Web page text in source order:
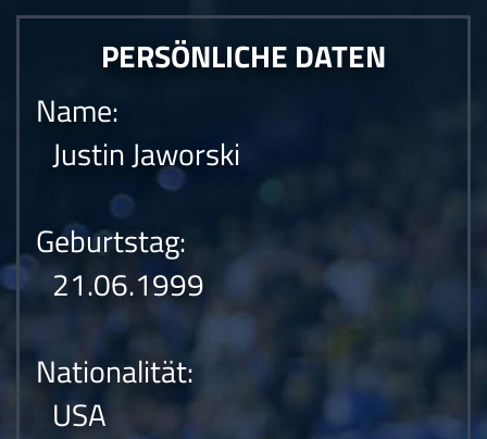
PERSÖNLICHE DATEN
Name:
Justin Jaworski
Geburtstag:
21.06.1999
Nationalität:
USA